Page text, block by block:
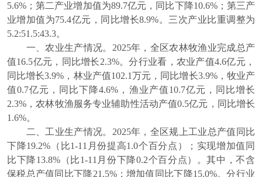
5.6%；第二产业增加值为89.7亿元，同比下降10.6%；第三产
业增加值为75.4亿元，同比增长8.9%。三次产业比重调整为
5.2:51.5:43.3。
一、农业生产情况。2025年，全区农林牧渔业完成总产
值16.5亿元，同比增长2.3%。分行业看，农业产值4.6亿元，
同比增长3.9%，林业产值102.1万元，同比增长3.9%，牧业产
值0.7亿元，同比下降4.6%，渔业产值10.7亿元，同比增长
2.3%，农林牧渔服务专业辅助性活动产值0.5亿元，同比增长
1.6%。
二、工业生产情况。2025年，全区规上工业总产值同比
下降19.2%（比1-11月份提高1.0个百分点）；实现增加值同
比下降13.8%（比1-11月份下降0.2个百分点）。其中，不含
保税总产值同比下降21.5%；增加值同比下降15.0%。分行业